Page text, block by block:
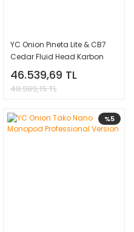
YC Onion Pineta Lite & CB7
Cedar Fluid Head Karbon
Fiber Tripod Kit
46.539,69 TL
48.989,15 TL
%5